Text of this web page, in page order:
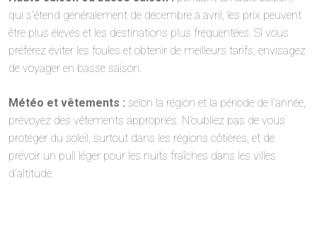
qui s’étend généralement de décembre à avril, les prix peuvent
être plus élevés et les destinations plus fréquentées. Si vous
préférez éviter les foules et obtenir de meilleurs tarifs, envisagez
de voyager en basse saison.
Météo et vêtements : selon la région et la période de l’année,
prévoyez des vêtements appropriés. N’oubliez pas de vous
protéger du soleil, surtout dans les régions côtières, et de
prévoir un pull léger pour les nuits fraîches dans les villes
d’altitude.